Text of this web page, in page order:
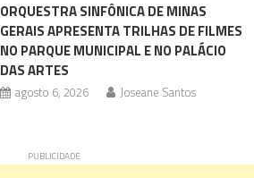
ORQUESTRA SINFÔNICA DE MINAS
GERAIS APRESENTA TRILHAS DE FILMES
NO PARQUE MUNICIPAL E NO PALÁCIO
DAS ARTES
agosto 6, 2026 Joseane Santos